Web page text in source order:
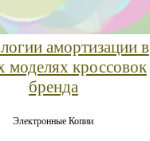
амортизации в
моделях кроссовок
бренда
Электронные Копии